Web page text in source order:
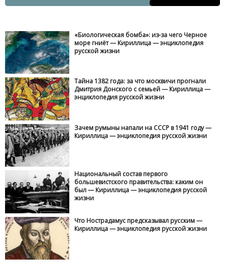
«Биологическая бомба»: из-за чего Черное
море гниёт — Кириллица — энциклопедия
русской жизни
Тайна 1382 года: за что москвичи прогнали
Дмитрия Донского с семьей — Кириллица —
энциклопедия русской жизни
Зачем румыны напали на СССР в 1941 году —
Кириллица — энциклопедия русской жизни
Национальный состав первого
большевистского правительства: каким он
был — Кириллица — энциклопедия русской
жизни
Что Нострадамус предсказывал русским —
Кириллица — энциклопедия русской жизни